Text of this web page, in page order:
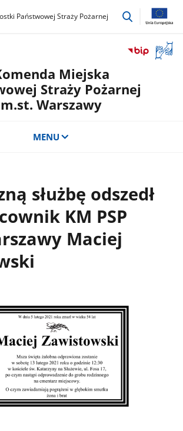
Państwowej Straży Pożarnej
przejdź
okno
Miejska
Straży Pożarnej
m.st. Warszawy
MENU
służbę odszedł
KM PSP
Maciej